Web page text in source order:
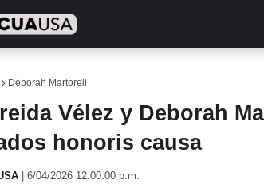
Deborah Martorell
Vélez y Deborah
honoris causa
6/04/2026 12:00:00 p.m.